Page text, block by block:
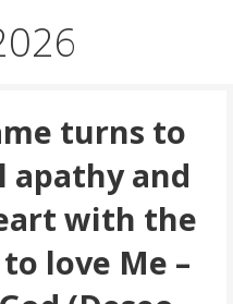
turns to
apathy and
with the
love Me –